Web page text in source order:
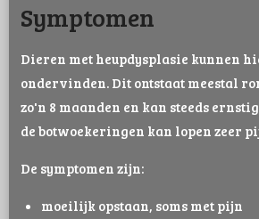
Symptomen
Dieren met heupdysplasie kunnen
ondervinden. Dit ontstaat meestal
zo'n 8 maanden en kan steeds
de botwoekeringen kan lopen zeer
De symptomen zijn:
moeilijk opstaan, soms met pijn